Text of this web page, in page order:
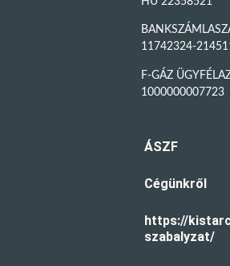
11742324-
F-GÁZ
1000000007723
ÁSZF
Cégünkről
https://
szabalyzat/